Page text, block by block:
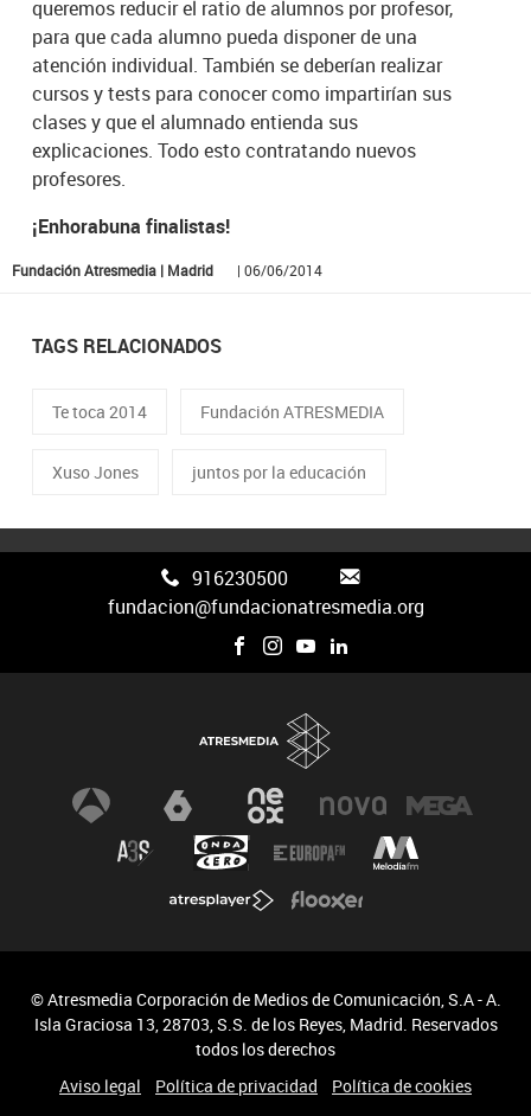
queremos reducir el ratio de alumnos por profesor,
para que cada alumno pueda disponer de una
atención individual. También se deberían realizar
cursos y tests para conocer como impartirían sus
clases y que el alumnado entienda sus
explicaciones. Todo esto contratando nuevos
profesores.
¡Enhorabuna finalistas!
Fundación Atresmedia | Madrid | 06/06/2014
TAGS RELACIONADOS
Te toca 2014 Fundación ATRESMEDIA
Xuso Jones juntos por la educación
916230500
fundacion@fundacionatresmedia.org
© Atresmedia Corporación de Medios de Comunicación, S.A - A.
Isla Graciosa 13, 28703, S.S. de los Reyes, Madrid. Reservados
todos los derechos
Aviso legal
Política de privacidad
Política de cookies